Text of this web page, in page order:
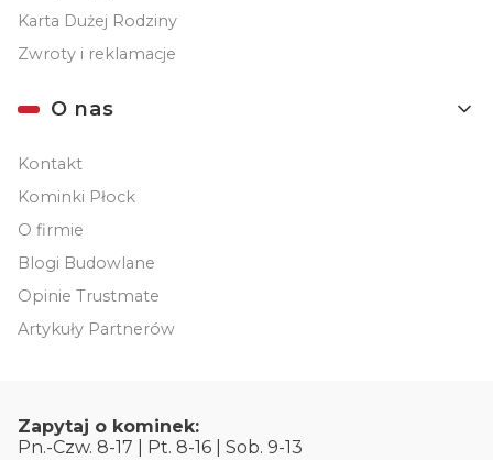
Karta Dużej Rodziny
Zwroty i reklamacje
O nas
Kontakt
Kominki Płock
O firmie
Blogi Budowlane
Opinie Trustmate
Artykuły Partnerów
Zapytaj o kominek:
Pn.-Czw. 8-17 | Pt. 8-16 | Sob. 9-13